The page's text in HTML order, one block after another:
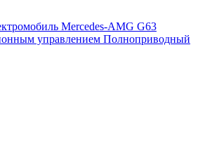
Mercedes-AMG G63
управлением Полноприводный